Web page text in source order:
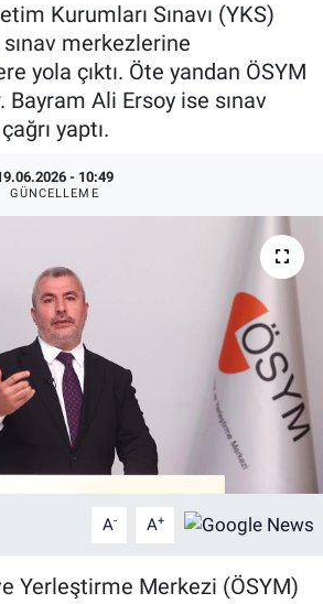
Kurumları Sınavı (YKS)
sınav merkezlerine
yola çıktı. Öte yandan ÖSYM
Bayram Ali Ersoy ise sınav
yaptı.
- 10:49
GÜNCELLEME
A- A+
Yerleştirme Merkezi (ÖSYM)